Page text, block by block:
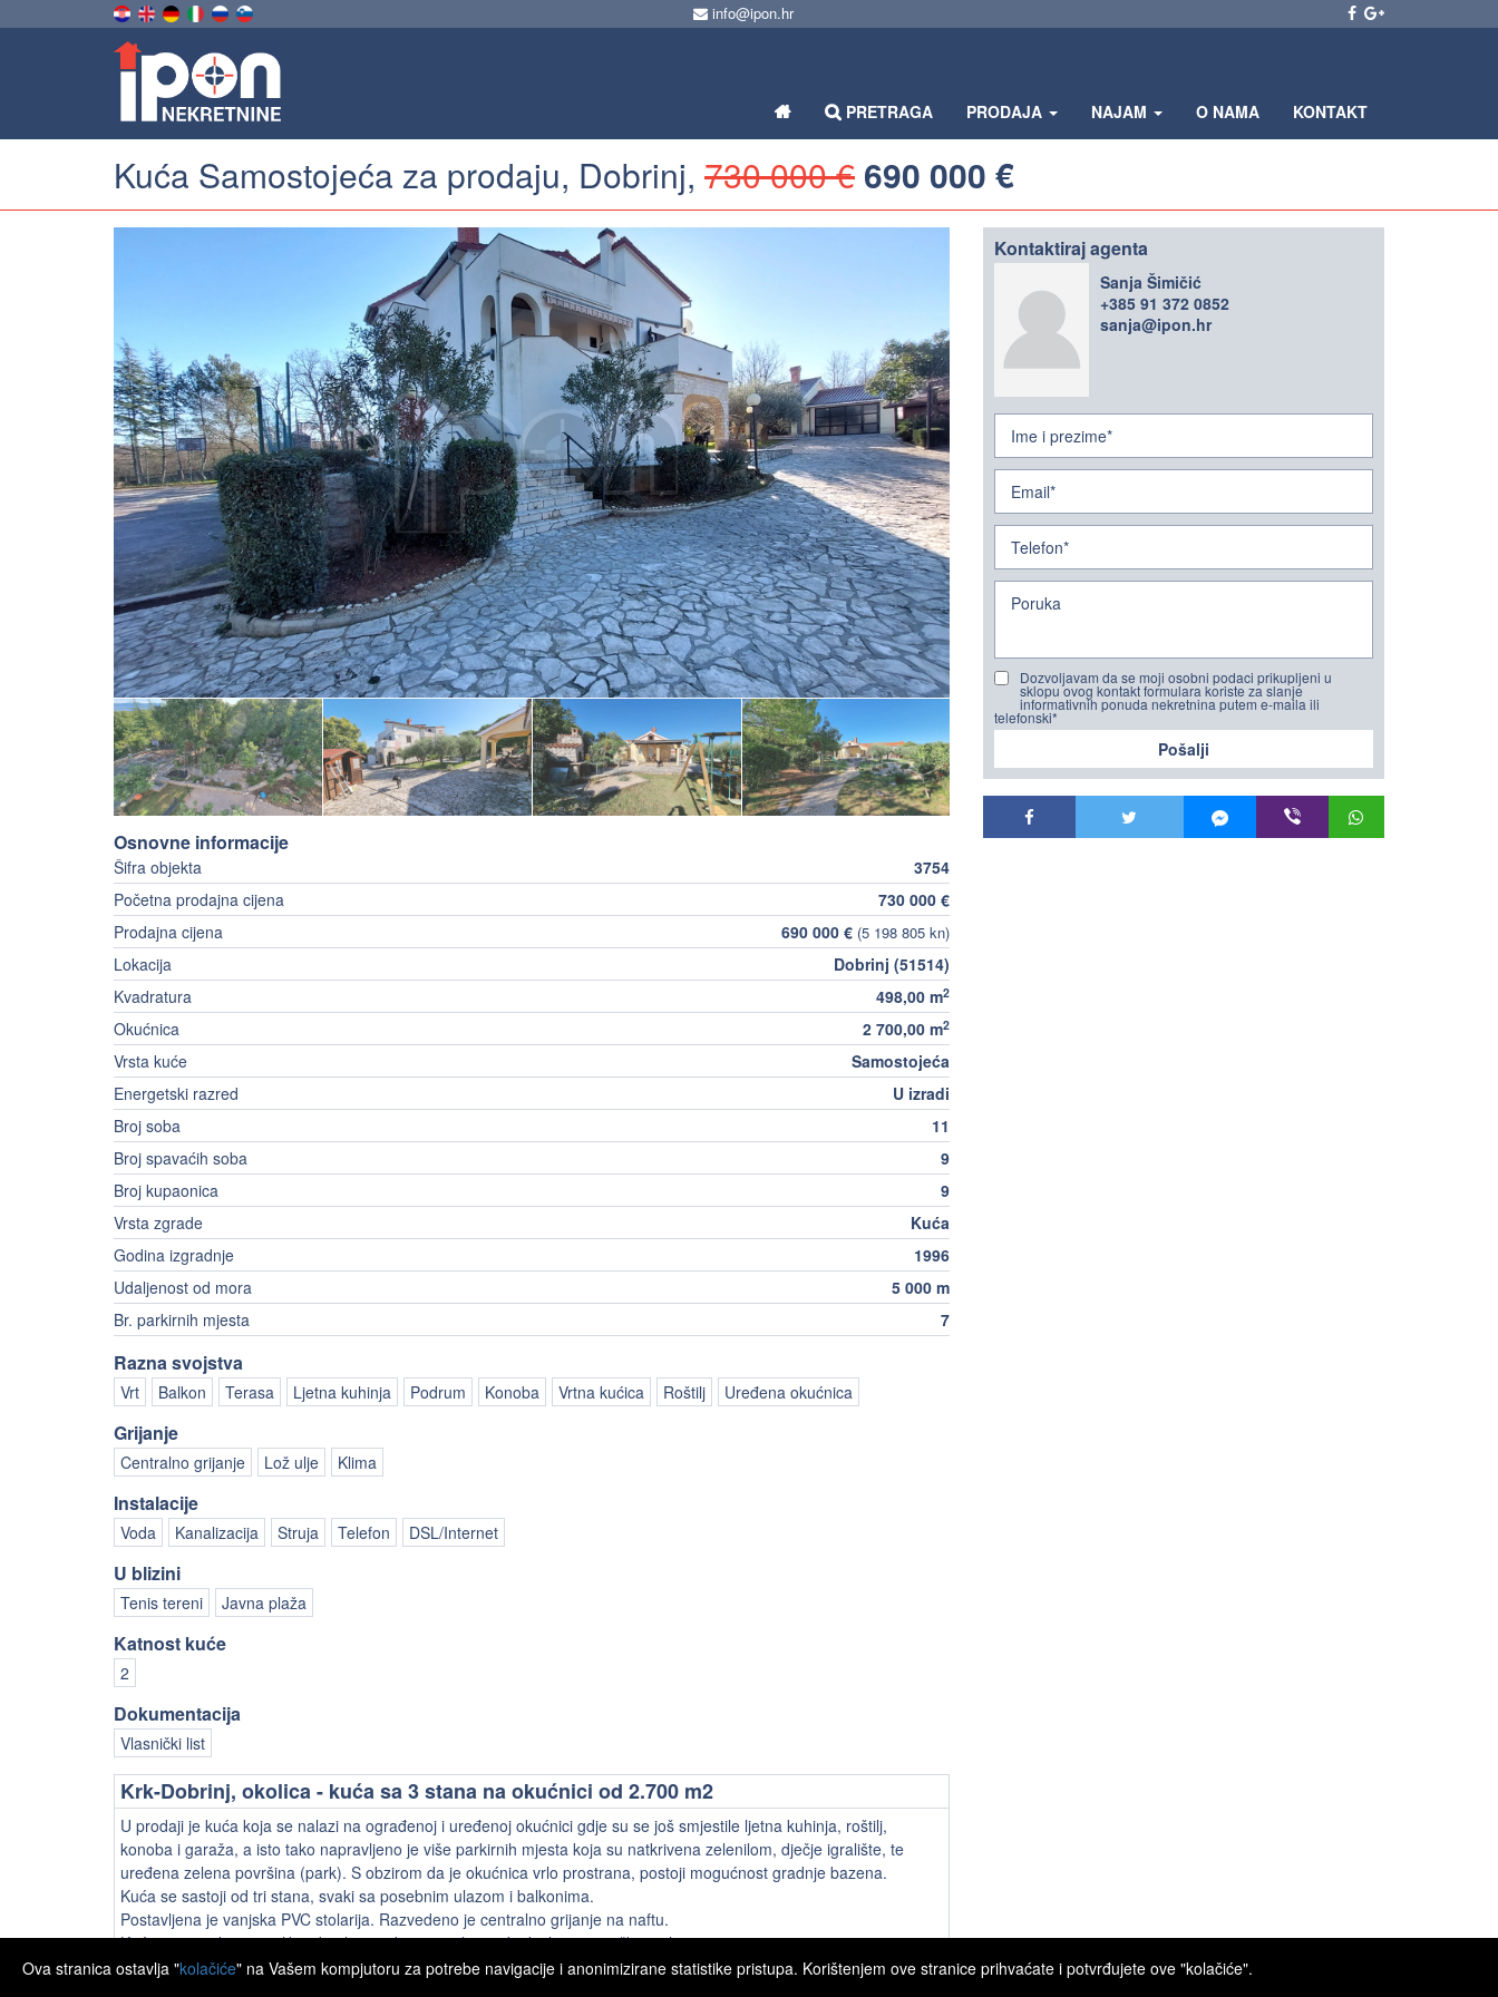
info@ipon.hr
PRETRAGA PRODAJA NAJAM O NAMA KONTAKT
Kuća Samostojeća za prodaju, Dobrinj, 730 000 € 690 000 €
Osnovne informacije
Šifra objekta
3754
Početna prodajna cijena
730 000 €
Prodajna cijena
690 000 € (5 198 805 kn)
Lokacija
Dobrinj (51514)
Kvadratura
498,00 m2
Okućnica 2 700,00 m2
Vrsta kuće
Samostojeća
Energetski razred
U izradi
Broj soba
11
Broj spavaćih soba
9
Broj kupaonica
9
Vrsta zgrade
Kuća
Godina izgradnje
1996
Udaljenost od mora
5 000 m
Br. parkirnih mjesta
7
Razna svojstva
Vrt Balkon Terasa Ljetna kuhinja Podrum Konoba Vrtna kućica Roštilj Uređena okućnica
Grijanje
Centralno grijanje Lož ulje Klima
Instalacije
Voda Kanalizacija Struja Telefon DSL/Internet
U blizini
Tenis tereni Javna plaža
Katnost kuće
2
Dokumentacija
Vlasnički list
Krk-Dobrinj, okolica - kuća sa 3 stana na okućnici od 2.700 m2
U prodaji je kuća koja se nalazi na ograđenoj i uređenoj okućnici gdje su se još smjestile ljetna kuhinja, roštilj,
konoba i garaža, a isto tako napravljeno je više parkirnih mjesta koja su natkrivena zelenilom, dječje igralište, te
uređena zelena površina (park). S obzirom da je okućnica vrlo prostrana, postoji mogućnost gradnje bazena.
Kuća se sastoji od tri stana, svaki sa posebnim ulazom i balkonima.
Postavljena je vanjska PVC stolarija. Razvedeno je centralno grijanje na naftu.
Kuća je pogodna za veliku obitelj, stambeno-poslovni objekt ili za turističke svrhe.
Kontaktiraj agenta
Sanja Šimičić
+385 91 372 0852
sanja@ipon.hr
Dozvoljavam da se moji osobni podaci prikupljeni u
sklopu ovog kontakt formulara koriste za slanje
informativnih ponuda nekretnina putem e-maila ili
telefonski*
Pošalji
Ova stranica ostavlja "kolačiće" na Vašem kompjutoru za potrebe navigacije i anonimizirane statistike pristupa. Korištenjem ove stranice prihvaćate i potvrđujete ove "kolačiće".